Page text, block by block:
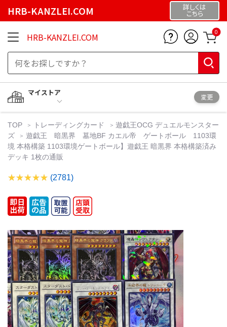
HRB-KANZLEI.COM 詳しくは
こちら
HRB-KANZLEI.COM 0
マイストア
変更
TOP トレーディングカード
遊戯王OCG デュエルモンスター
ズ
遊戯王 暗黒界 墓地BF カエル帝 ゲートボール 1103環
境 本格構築 1103環境ゲートボール】遊戯王 暗黒界 本格構築済み
デッキ 1枚の通販
(2781)